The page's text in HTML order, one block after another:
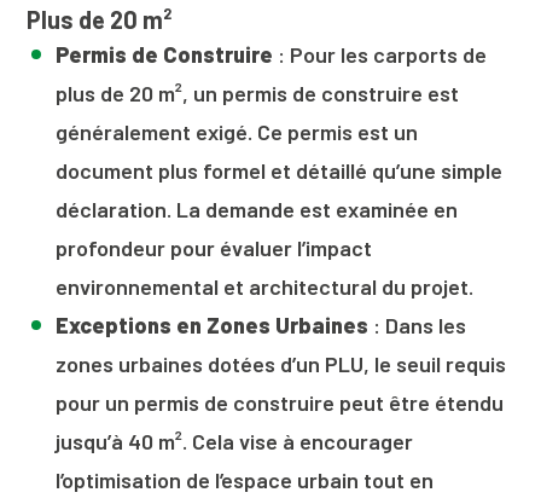
Plus de 20 m²
Permis de Construire : Pour les carports de
plus de 20 m², un permis de construire est
généralement exigé. Ce permis est un
document plus formel et détaillé qu’une simple
déclaration. La demande est examinée en
profondeur pour évaluer l’impact
environnemental et architectural du projet.
Exceptions en Zones Urbaines : Dans les
zones urbaines dotées d’un PLU, le seuil requis
pour un permis de construire peut être étendu
jusqu’à 40 m². Cela vise à encourager
l’optimisation de l’espace urbain tout en